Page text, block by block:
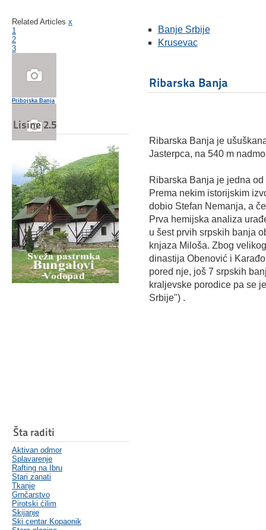
Related Articles x
1
2
3
Pribojska Banja
Lukovska Banja
Banja Ljig
Lisine 2.5
Šta raditi
Aktivan odmor
Splavarenje
Rafting na Ibru
Stari zanati
Tkanje
Grnčarstvo
Pirotski ćilim
Skijanje
Ski centar Kopaonik
Banje Srbije
Krusevac
Ribarska Banja
Ribarska Banja je
Jasterpca, na 540 m
Ribarska Banja je jedna
Prema nekim istorijskim
dobio Stefan Nemanja, a
Prva hemijska analiza
u šest prvih srpskih banja
knjaza Miloša. Zbog
dinastija Obenović i
pored nje, još 7 srpskih
kraljevske porodice pa se
Srbije") .